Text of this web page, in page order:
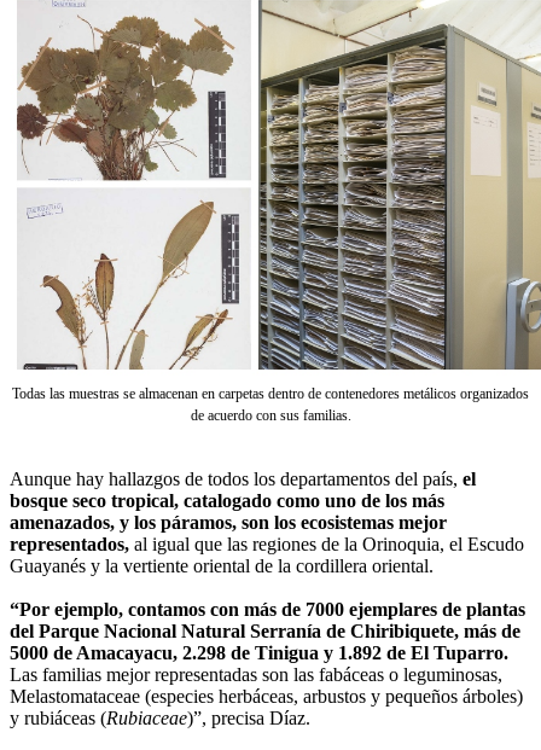
Todas las muestras se almacenan en carpetas dentro de contenedores metálicos organizados
de acuerdo con sus familias.
Aunque hay hallazgos de todos los departamentos del país, el
bosque seco tropical, catalogado como uno de los más
amenazados, y los páramos, son los ecosistemas mejor
representados, al igual que las regiones de la Orinoquia, el Escudo
Guayanés y la vertiente oriental de la cordillera oriental.
“Por ejemplo, contamos con más de 7000 ejemplares de plantas
del Parque Nacional Natural Serranía de Chiribiquete, más de
5000 de Amacayacu, 2.298 de Tinigua y 1.892 de El Tuparro.
Las familias mejor representadas son las fabáceas o leguminosas,
Melastomataceae (especies herbáceas, arbustos y pequeños árboles)
y rubiáceas (Rubiaceae)”, precisa Díaz.